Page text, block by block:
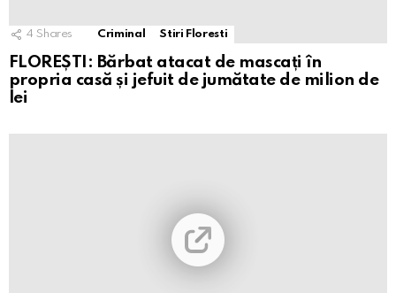
4 Shares Criminal Stiri Floresti
FLOREȘTI: Bărbat atacat de mascați în
propria casă și jefuit de jumătate de milion de
lei